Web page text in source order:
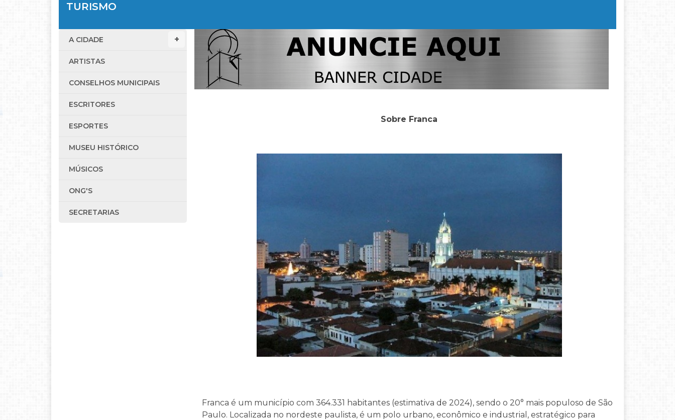
TURISMO
A CIDADE
ARTISTAS
CONSELHOS MUNICIPAIS
ESCRITORES
ESPORTES
MUSEU HISTÓRICO
MÚSICOS
ONG'S
SECRETARIAS
Sobre Franca
Franca é um município com 364.331 habitantes (estimativa de 2024), sendo o 20° mais populoso de São
Paulo. Localizada no nordeste paulista, é um polo urbano, econômico e industrial, estratégico para